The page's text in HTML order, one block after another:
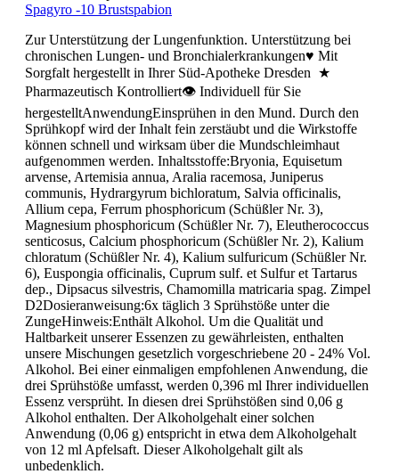
Spagyro -10 Brustspabion
Zur Unterstützung der Lungenfunktion. Unterstützung bei
chronischen Lungen- und Bronchialerkrankungen♥ Mit
Sorgfalt hergestellt in Ihrer Süd-Apotheke Dresden ★
Pharmazeutisch Kontrolliert👁 Individuell für Sie
hergestelltAnwendungEinsprühen in den Mund. Durch den
Sprühkopf wird der Inhalt fein zerstäubt und die Wirkstoffe
können schnell und wirksam über die Mundschleimhaut
aufgenommen werden. Inhaltsstoffe:Bryonia, Equisetum
arvense, Artemisia annua, Aralia racemosa, Juniperus
communis, Hydrargyrum bichloratum, Salvia officinalis,
Allium cepa, Ferrum phosphoricum (Schüßler Nr. 3),
Magnesium phosphoricum (Schüßler Nr. 7), Eleutherococcus
senticosus, Calcium phosphoricum (Schüßler Nr. 2), Kalium
chloratum (Schüßler Nr. 4), Kalium sulfuricum (Schüßler Nr.
6), Euspongia officinalis, Cuprum sulf. et Sulfur et Tartarus
dep., Dipsacus silvestris, Chamomilla matricaria spag. Zimpel
D2Dosieranweisung:6x täglich 3 Sprühstöße unter die
ZungeHinweis:Enthält Alkohol. Um die Qualität und
Haltbarkeit unserer Essenzen zu gewährleisten, enthalten
unsere Mischungen gesetzlich vorgeschriebene 20 - 24% Vol.
Alkohol. Bei einer einmaligen empfohlenen Anwendung, die
drei Sprühstöße umfasst, werden 0,396 ml Ihrer individuellen
Essenz versprüht. In diesen drei Sprühstößen sind 0,06 g
Alkohol enthalten. Der Alkoholgehalt einer solchen
Anwendung (0,06 g) entspricht in etwa dem Alkoholgehalt
von 12 ml Apfelsaft. Dieser Alkoholgehalt gilt als
unbedenklich.